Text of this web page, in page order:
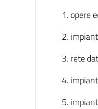
1. opere
2.
3. rete
4.
5.